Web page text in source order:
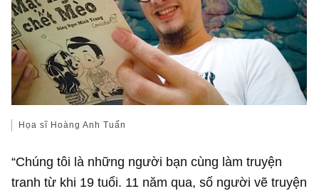
Họa sĩ Hoàng Anh Tuấn
“Chúng tôi là những người bạn cùng làm truyện
tranh từ khi 19 tuổi. 11 năm qua, số người vẽ truyện